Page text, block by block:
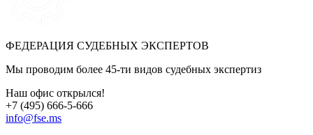
ФЕДЕРАЦИЯ СУДЕБНЫХ ЭКСПЕРТОВ
Мы проводим более 45-ти видов судебных экспертиз
Наш офис открылся!
+7 (495) 666-5-666
info@fse.ms